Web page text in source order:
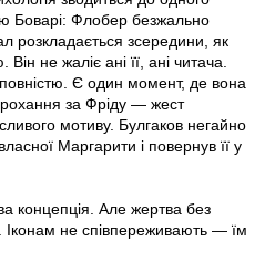
Боварі: Флобер безжально
розкладається зсередини, як
не жаліє ані її, ані читача.
Є один момент, де вона
за Фріду — жест
мотиву. Булгаков негайно
Маргарити і повернув її у
концепція. Але жертва без
не співпереживають — їм